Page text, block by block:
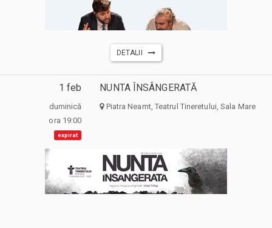
DETALII
1 feb
duminică
ora 19:00
expirat
NUNTA ÎNSÂNGERATĂ
Piatra Neamt, Teatrul Tineretului, Sala Mare